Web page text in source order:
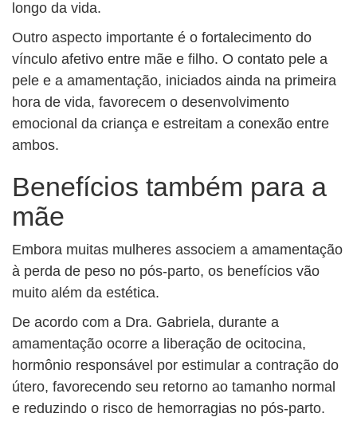
longo da vida.
Outro aspecto importante é o fortalecimento do
vínculo afetivo entre mãe e filho. O contato pele a
pele e a amamentação, iniciados ainda na primeira
hora de vida, favorecem o desenvolvimento
emocional da criança e estreitam a conexão entre
ambos.
Benefícios também para a
mãe
Embora muitas mulheres associem a amamentação
à perda de peso no pós-parto, os benefícios vão
muito além da estética.
De acordo com a Dra. Gabriela, durante a
amamentação ocorre a liberação de ocitocina,
hormônio responsável por estimular a contração do
útero, favorecendo seu retorno ao tamanho normal
e reduzindo o risco de hemorragias no pós-parto.